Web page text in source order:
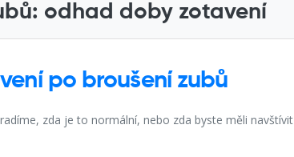
odhad doby zotavení
po broušení zubů
zda je to normální, nebo zda byste měli navštívit